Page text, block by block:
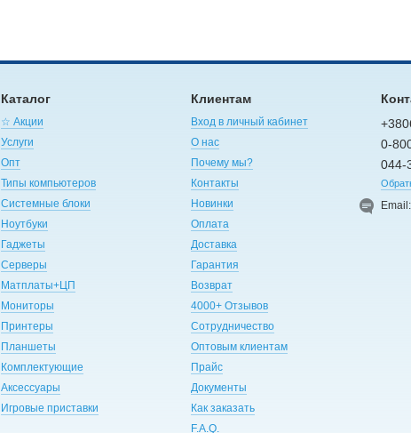
Каталог
☆ Акции
Услуги
Опт
Типы компьютеров
Системные блоки
Ноутбуки
Гаджеты
Серверы
Матплаты+ЦП
Мониторы
Принтеры
Планшеты
Комплектующие
Аксессуары
Игровые приставки
Клиентам
Вход в личный кабинет
О нас
Почему мы?
Контакты
Новинки
Оплата
Доставка
Гарантия
Возврат
4000+ Отзывов
Сотрудничество
Оптовым клиентам
Прайс
Документы
Как заказать
F.A.Q.
0-
044-